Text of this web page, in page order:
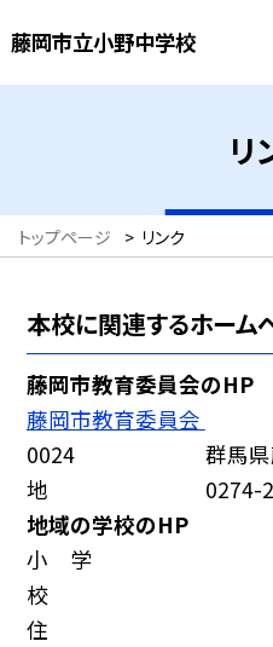
藤岡市立小野中学校
リ
トップページ > リンク
本校に関連するホーム
藤岡市教育委員会のHP
藤岡市教育委員会
0024 群馬県藤岡
地 0274-22-
地域の学校のHP
小 学
住